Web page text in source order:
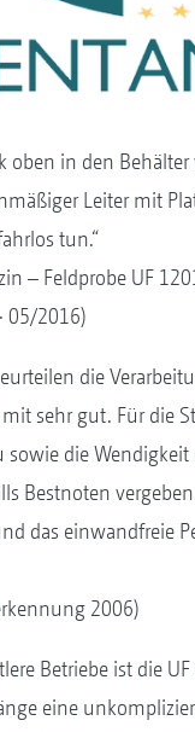
oben in den
Leiter mit
tun.“
– Feldprobe UF
05/2016)
die
sehr gut. Für die
die
Bestnoten
das einwandfreie
2006)
Betriebe ist die
eine